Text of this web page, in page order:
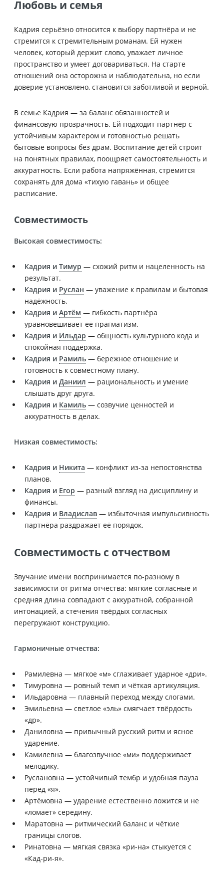
Любовь и семья
Кадрия серьёзно относится к выбору партнёра и не
стремится к стремительным романам. Ей нужен
человек, который держит слово, уважает личное
пространство и умеет договариваться. На старте
отношений она осторожна и наблюдательна, но если
доверие установлено, становится заботливой и верной.
В семье Кадрия — за баланс обязанностей и
финансовую прозрачность. Ей подходит партнёр с
устойчивым характером и готовностью решать
бытовые вопросы без драм. Воспитание детей строит
на понятных правилах, поощряет самостоятельность и
аккуратность. Если работа напряжённая, стремится
сохранять для дома «тихую гавань» и общее
расписание.
Совместимость
Высокая совместимость:
Кадрия и Тимур — схожий ритм и нацеленность на
результат.
Кадрия и Руслан — уважение к правилам и бытовая
надёжность.
Кадрия и Артём — гибкость партнёра
уравновешивает её прагматизм.
Кадрия и Ильдар — общность культурного кода и
спокойная поддержка.
Кадрия и Рамиль — бережное отношение и
готовность к совместному плану.
Кадрия и Даниил — рациональность и умение
слышать друг друга.
Кадрия и Камиль — созвучие ценностей и
аккуратность в делах.
Низкая совместимость:
Кадрия и Никита — конфликт из-за непостоянства
планов.
Кадрия и Егор — разный взгляд на дисциплину и
финансы.
Кадрия и Владислав — избыточная импульсивность
партнёра раздражает её порядок.
Совместимость с отчеством
Звучание имени воспринимается по-разному в
зависимости от ритма отчества: мягкие согласные и
средняя длина совпадают с аккуратной, собранной
интонацией, а стечения твёрдых согласных
перегружают конструкцию.
Гармоничные отчества:
Рамилевна — мягкое «м» сглаживает ударное «дри».
Тимуровна — ровный темп и чёткая артикуляция.
Ильдаровна — плавный переход между слогами.
Эмильевна — светлое «эль» смягчает твёрдость
«др».
Даниловна — привычный русский ритм и ясное
ударение.
Камилевна — благозвучное «ми» поддерживает
мелодику.
Руслановна — устойчивый тембр и удобная пауза
перед «я».
Артёмовна — ударение естественно ложится и не
«ломает» середину.
Маратовна — ритмический баланс и чёткие
границы слогов.
Ринатовна — мягкая связка «ри-на» стыкуется с
«Кад-ри-я».